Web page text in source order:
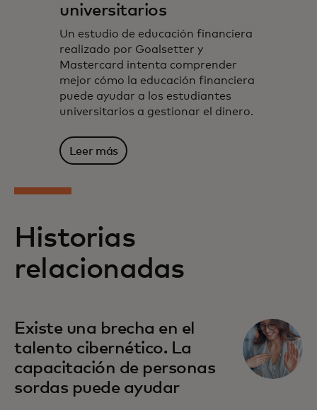
universitarios
Un estudio de educación financiera
realizado por Goalsetter y
Mastercard intenta comprender
mejor cómo la educación financiera
puede ayudar a los estudiantes
universitarios a gestionar el dinero.
Leer más
Historias
relacionadas
Existe una brecha en el
talento cibernético. La
capacitación de personas
sordas puede ayudar